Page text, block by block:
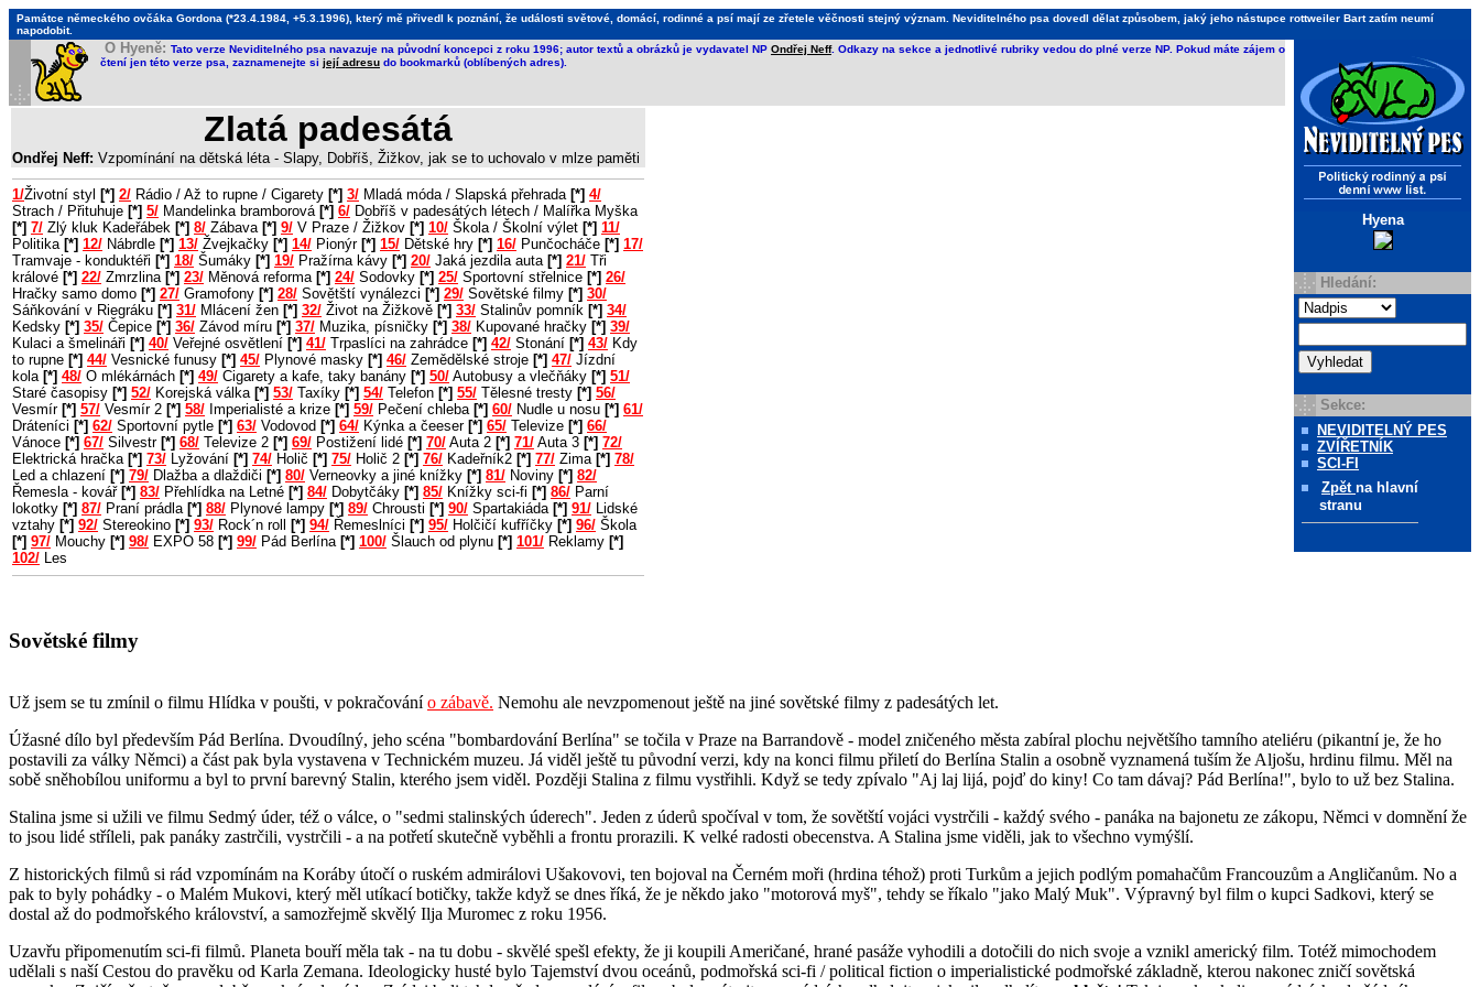
Památce německého ovčáka Gordona (*23.4.1984, +5.3.1996), který mě přivedl k poznání, že události světové, domácí, rodinné a psí mají ze zřetele věčnosti stejný význam. Neviditelného psa dovedl dělat způsobem, jaký jeho nástupce rottweiler Bart zatím neumí
napodobit.
Hyena
Hledání:
Sekce:
NEVIDITELNÝ PES
ZVÍŘETNÍK
SCI-FI
Zpět na hlavní
stranu
O Hyeně: Tato verze Neviditelného psa navazuje na původní koncepci z roku 1996; autor textů a obrázků je vydavatel NP Ondřej Neff. Odkazy na sekce a jednotlivé rubriky vedou do plné verze NP. Pokud máte zájem o
čtení jen této verze psa, zaznamenejte si její adresu do bookmarků (oblíbených adres).
Zlatá padesátá
Ondřej Neff: Vzpomínání na dětská léta - Slapy, Dobříš, Žižkov, jak se to uchovalo v mlze paměti
1/Životní styl [*] 2/ Rádio / Až to rupne / Cigarety [*] 3/ Mladá móda / Slapská přehrada [*] 4/
Strach / Přituhuje [*] 5/ Mandelinka bramborová [*] 6/ Dobříš v padesátých létech / Malířka Myška
[*] 7/ Zlý kluk Kadeřábek [*] 8/ Zábava [*] 9/ V Praze / Žižkov [*] 10/ Škola / Školní výlet [*] 11/
Politika [*] 12/ Nábrdle [*] 13/ Žvejkačky [*] 14/ Pionýr [*] 15/ Dětské hry [*] 16/ Punčocháče [*] 17/
Tramvaje - konduktéři [*] 18/ Šumáky [*] 19/ Pražírna kávy [*] 20/ Jaká jezdila auta [*] 21/ Tři
králové [*] 22/ Zmrzlina [*] 23/ Měnová reforma [*] 24/ Sodovky [*] 25/ Sportovní střelnice [*] 26/
Hračky samo domo [*] 27/ Gramofony [*] 28/ Sovětští vynálezci [*] 29/ Sovětské filmy [*] 30/
Sáňkování v Riegráku [*] 31/ Mlácení žen [*] 32/ Život na Žižkově [*] 33/ Stalinův pomník [*] 34/
Kedsky [*] 35/ Čepice [*] 36/ Závod míru [*] 37/ Muzika, písničky [*] 38/ Kupované hračky [*] 39/
Kulaci a šmelináři [*] 40/ Veřejné osvětlení [*] 41/ Trpaslíci na zahrádce [*] 42/ Stonání [*] 43/ Kdy
to rupne [*] 44/ Vesnické funusy [*] 45/ Plynové masky [*] 46/ Zemědělské stroje [*] 47/ Jízdní
kola [*] 48/ O mlékárnách [*] 49/ Cigarety a kafe, taky banány [*] 50/ Autobusy a vlečňáky [*] 51/
Staré časopisy [*] 52/ Korejská válka [*] 53/ Taxíky [*] 54/ Telefon [*] 55/ Tělesné tresty [*] 56/
Vesmír [*] 57/ Vesmír 2 [*] 58/ Imperialisté a krize [*] 59/ Pečení chleba [*] 60/ Nudle u nosu [*] 61/
Dráteníci [*] 62/ Sportovní pytle [*] 63/ Vodovod [*] 64/ Kýnka a čeeser [*] 65/ Televize [*] 66/
Vánoce [*] 67/ Silvestr [*] 68/ Televize 2 [*] 69/ Postižení lidé [*] 70/ Auta 2 [*] 71/ Auta 3 [*] 72/
Elektrická hračka [*] 73/ Lyžování [*] 74/ Holič [*] 75/ Holič 2 [*] 76/ Kadeřník2 [*] 77/ Zima [*] 78/
Led a chlazení [*] 79/ Dlažba a dlaždiči [*] 80/ Verneovky a jiné knížky [*] 81/ Noviny [*] 82/
Řemesla - kovář [*] 83/ Přehlídka na Letné [*] 84/ Dobytčáky [*] 85/ Knížky sci-fi [*] 86/ Parní
lokotky [*] 87/ Praní prádla [*] 88/ Plynové lampy [*] 89/ Chrousti [*] 90/ Spartakiáda [*] 91/ Lidské
vztahy [*] 92/ Stereokino [*] 93/ Rock´n roll [*] 94/ Řemeslníci [*] 95/ Holčičí kufříčky [*] 96/ Škola
[*] 97/ Mouchy [*] 98/ EXPO 58 [*] 99/ Pád Berlína [*] 100/ Šlauch od plynu [*] 101/ Reklamy [*]
102/ Les
Sovětské filmy
Už jsem se tu zmínil o filmu Hlídka v poušti, v pokračovánío zábavě. Nemohu ale nevzpomenout ještě na jiné sovětské filmy z padesátých let.
Úžasné dílo byl především Pád Berlína. Dvoudílný, jeho scéna "bombardování Berlína" se točila v Praze na Barrandově - model zničeného města zabíral plochu největšího tamního ateliéru (pikantní je, že ho
postavili za války Němci) a část pak byla vystavena v Technickém muzeu. Já viděl ještě tu původní verzi, kdy na konci filmu přiletí do Berlína Stalin a osobně vyznamená tuším že Aljošu, hrdinu filmu. Měl na
sobě sněhobílou uniformu a byl to první barevný Stalin, kterého jsem viděl. Později Stalina z filmu vystřihli. Když se tedy zpívalo "Aj laj lijá, pojď do kiny! Co tam dávaj? Pád Berlína!", bylo to už bez Stalina.
Stalina jsme si užili ve filmu Sedmý úder, též o válce, o "sedmi stalinských úderech". Jeden z úderů spočíval v tom, že sovětští vojáci vystrčili - každý svého - panáka na bajonetu ze zákopu, Němci v domnění že
to jsou lidé stříleli, pak panáky zastrčili, vystrčili - a na potřetí skutečně vyběhli a frontu prorazili. K velké radosti obecenstva. A Stalina jsme viděli, jak to všechno vymýšlí.
Z historických filmů si rád vzpomínám na Koráby útočí o ruském admirálovi Ušakovovi, ten bojoval na Černém moři (hrdina téhož) proti Turkům a jejich podlým pomahačům Francouzům a Angličanům. No a
pak to byly pohádky - o Malém Mukovi, který měl utíkací botičky, takže když se dnes říká, že je někdo jako "motorová myš", tehdy se říkalo "jako Malý Muk". Výpravný byl film o kupci Sadkovi, který se
dostal až do podmořského království, a samozřejmě skvělý Ilja Muromec z roku 1956.
Uzavřu připomenutím sci-fi filmů. Planeta bouří měla tak - na tu dobu - skvělé spešl efekty, že ji koupili Američané, hrané pasáže vyhodili a dotočili do nich svoje a vznikl americký film. Totéž mimochodem
udělali s naší Cestou do pravěku od Karla Zemana. Ideologicky husté bylo Tajemství dvou oceánů, podmořská sci-fi / political fiction o imperialistické podmořské základně, kterou nakonec zničí sovětská